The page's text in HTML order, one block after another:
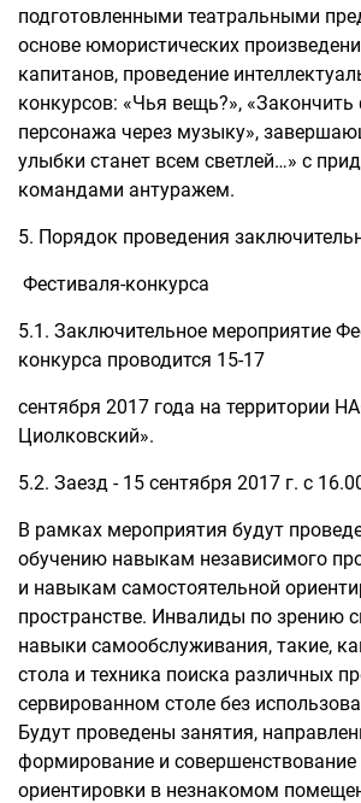
подготовленными театральными
основе юмористических
капитанов, проведение
конкурсов: «Чья вещь?», «Закончить
персонажа через музыку»,
улыбки станет всем светлей…» с
командами антуражем.
5. Порядок проведения
Фестиваля-конкурса
5.1. Заключительное мероприятие
конкурса проводится 15-17
сентября 2017 года на территории
Циолковский».
5.2. Заезд - 15 сентября 2017 г. с
В рамках мероприятия будут
обучению навыкам независимого
и навыкам самостоятельной
пространстве. Инвалиды по зрению
навыки самообслуживания, такие,
стола и техника поиска различных
сервированном столе без
Будут проведены занятия,
формирование и
ориентировки в незнакомом